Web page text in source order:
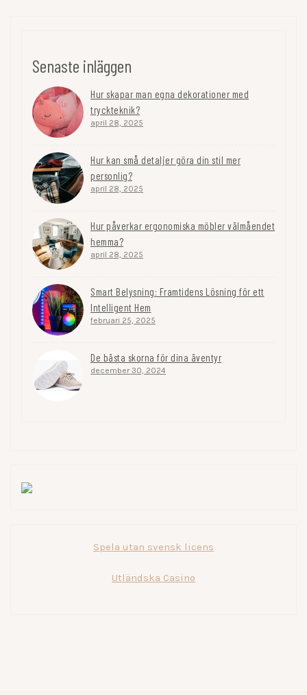
Senaste inläggen
Hur skapar man egna dekorationer med
tryckteknik?
april 28, 2025
Hur kan små detaljer göra din stil mer
personlig?
april 28, 2025
Hur påverkar ergonomiska möbler välmåendet
hemma?
april 28, 2025
Smart Belysning: Framtidens Lösning för ett
Intelligent Hem
februari 25, 2025
De bästa skorna för dina äventyr
december 30, 2024
Spela utan svensk licens
Utländska Casino